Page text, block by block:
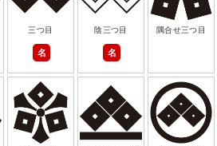
三つ目
名
陰三つ目
名
隅合せ三つ目